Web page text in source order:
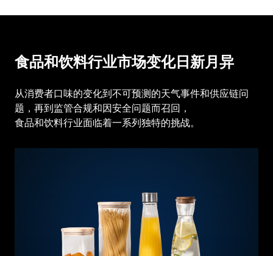
食品和饮料行业市场变化日新月异
从消费者口味的变化到不可预测的天气事件和供应链问
题，再到监管合规和因安全问题而召回，
食品和饮料行业面临着一系列独特的挑战。